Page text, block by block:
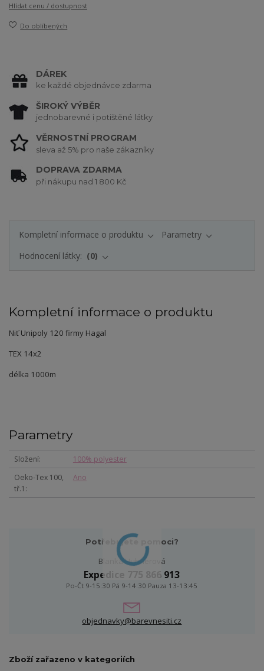
Hlídat cenu / dostupnost
Do oblíbených
DÁREK
ke každé objednávce zdarma
ŠIROKÝ VÝBĚR
jednobarevné i potištěné látky
VĚRNOSTNÍ PROGRAM
sleva až 5% pro naše zákazníky
DOPRAVA ZDARMA
při nákupu nad 1 800 Kč
Kompletní informace o produktu
Parametry
Hodnocení látky:
0
Kompletní informace o produktu
Niť Unipoly 120 firmy Hagal
TEX 14x2
délka 1000m
Parametry
Složení
100% polyester
Oeko-Tex 100,
tř.1
Ano
Potřebujete pomoci?
Blanka Hubnerová
Expedice 775 866 913
Po-Čt 9-15:30 Pá 9-14:30 Pauza 13-13:45
objednavky@barevnesiti.cz
Zboží zařazeno v kategoriích